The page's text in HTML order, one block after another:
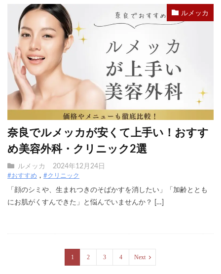
ルメッカ
奈良でルメッカが安くて上手い！おすす
め美容外科・クリニック2選
ルメッカ 2024年12月24日
#おすすめ #クリニック
「顔のシミや、生まれつきのそばかすを消したい」「加齢ととも
にお肌がくすんできた」と悩んでいませんか？ […]
1 2 3 4 Next